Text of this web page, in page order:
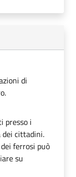
di
presso i
cittadini.
ferrosi può
su